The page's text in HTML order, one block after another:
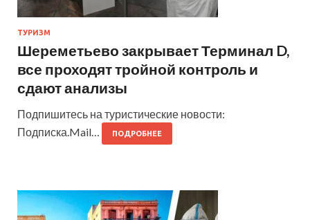
ТУРИЗМ
Шереметьево закрывает Терминал D,
все проходят тройной контроль и
сдают анализы
Подпишитесь на туристические новости:
Подписка.Mail…
ПОДРОБНЕЕ